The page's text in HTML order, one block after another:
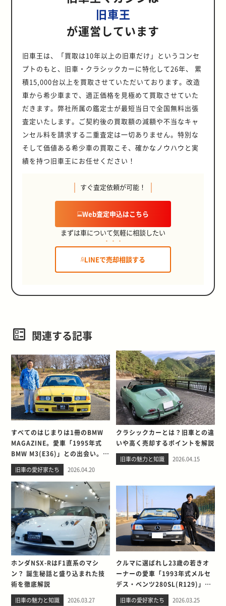
旧車王
が運営しています
旧車王は、「買取は10年以上の旧車だけ」というコンセ
プトのもと、旧車・クラシックカーに特化して26年、 累
積15,000台以上を買取させていただいております。改造
車から希少車まで、適正価格を見極めて買取させていた
だきます。弊社所属の鑑定士が最短当日で全国無料出張
査定いたします。ご契約後の買取額の減額や不当なキャ
ンセル料を請求する二重査定は一切ありません。特別な
そして価値ある希少車の買取こそ、確かなノウハウと実
績を持つ旧車王にお任せください！
すぐ査定依頼が可能！
Web査定申込はこちら
まずは車について気軽に相談したい
LINEで売却相談する
関連する記事
すべてのはじまりは1冊のBMW
MAGAZINE。愛車「1995年式
BMW M3(E36)」との出会い。そ
して別れを考える
旧車の愛好家たち 2026.04.20
クラシックカーとは？旧車との違
いや高く売却するポイントを解説
旧車の魅力と知識 2026.04.15
ホンダNSX-RはF1直系のマシ
ン？ 誕生秘話と盛り込まれた技
術を徹底解説
旧車の魅力と知識 2026.03.27
クルマに選ばれし23歳の若きオ
ーナーの愛車「1993年式メルセ
デス・ベンツ280SL(R129)」と
の出会い。そして別れを考える
旧車の愛好家たち 2026.03.25